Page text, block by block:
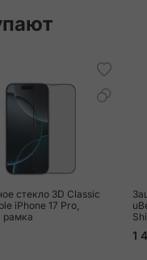
стекло 3D Classic
iPhone 17 Pro,
рамка
1